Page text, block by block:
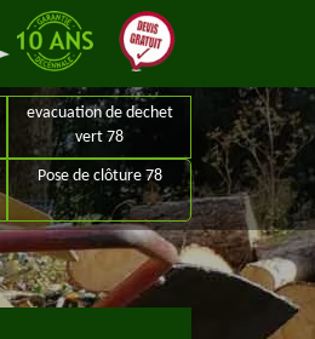
evacuation de dechet
vert 78
Pose de clôture 78